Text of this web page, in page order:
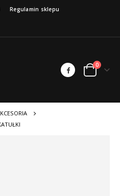
Regulamin sklepu
0